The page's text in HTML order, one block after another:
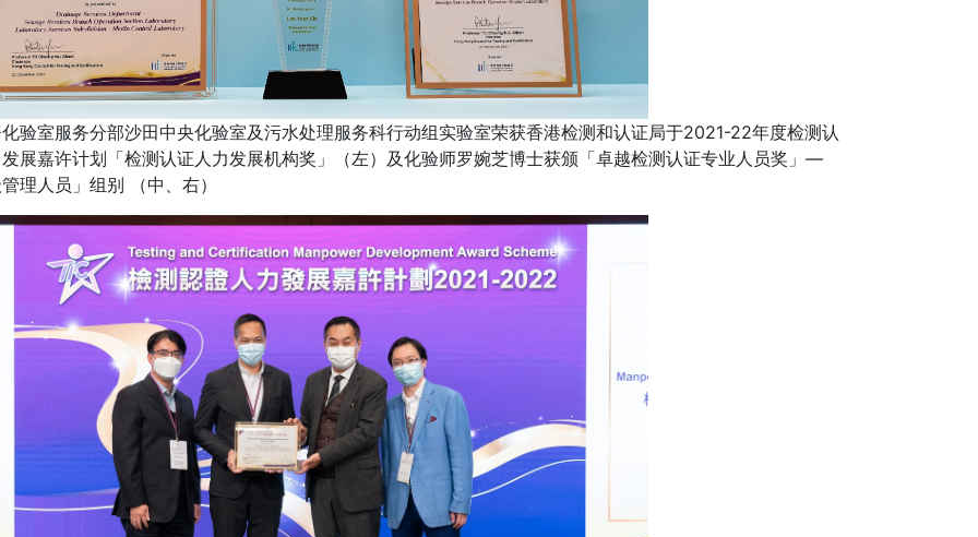
验室服务分部沙田中央化验室及污水处理服务科行动组实验室荣获香港检测和认证局于2021-22年度检测认
展嘉许计划「检测认证人力发展机构奖」（左）及化验师罗婉芝博士获颁「卓越检测认证专业人员奖」—
理人员」组别 （中、右）